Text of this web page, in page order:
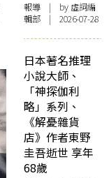
報導 | by 虛詞編
輯部 | 2026-07-28
日本著名推理
小說大師、
「神探伽利
略」系列、
《解憂雜貨
店》作者東野
圭吾逝世 享年
68歲